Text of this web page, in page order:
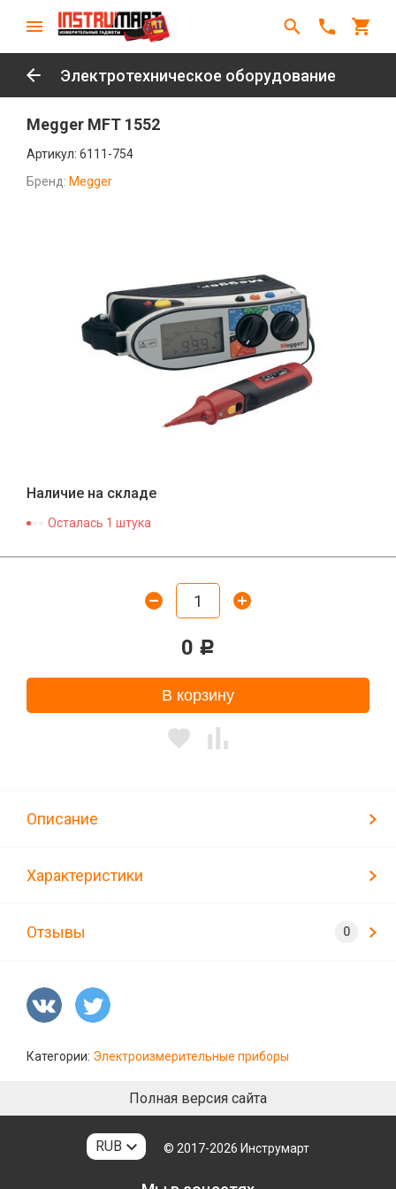
Электротехническое оборудование
Megger MFT 1552
Артикул: 6111-754
Бренд: Megger
Наличие на складе
Осталась 1 штука
0 Р
В корзину
Описание
Характеристики
Отзывы
Категории: Электроизмерительные приборы
Полная версия сайта
RUB © 2017-2026 Инструмарт